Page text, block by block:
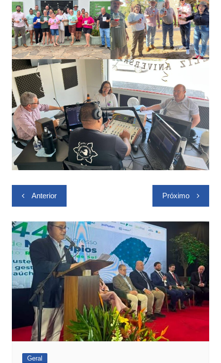
Navegação
de
Post
Anterior Próximo
Geral